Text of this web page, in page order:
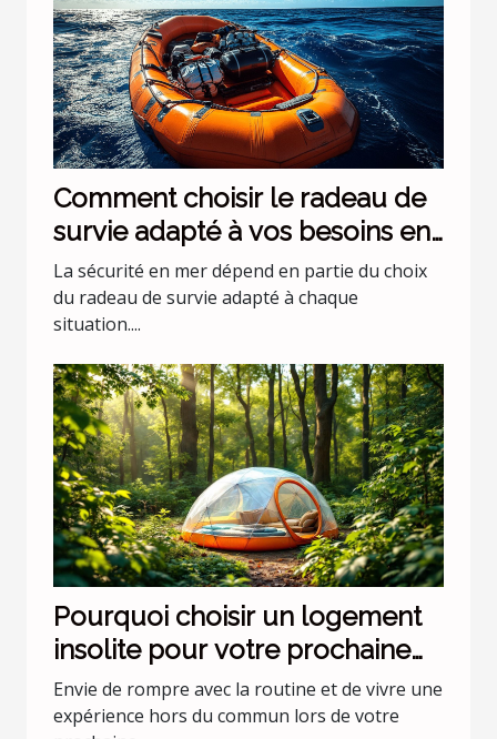
Comment choisir le radeau de
survie adapté à vos besoins en
mer ?
La sécurité en mer dépend en partie du choix
du radeau de survie adapté à chaque
situation....
Pourquoi choisir un logement
insolite pour votre prochaine
escapade ?
Envie de rompre avec la routine et de vivre une
expérience hors du commun lors de votre